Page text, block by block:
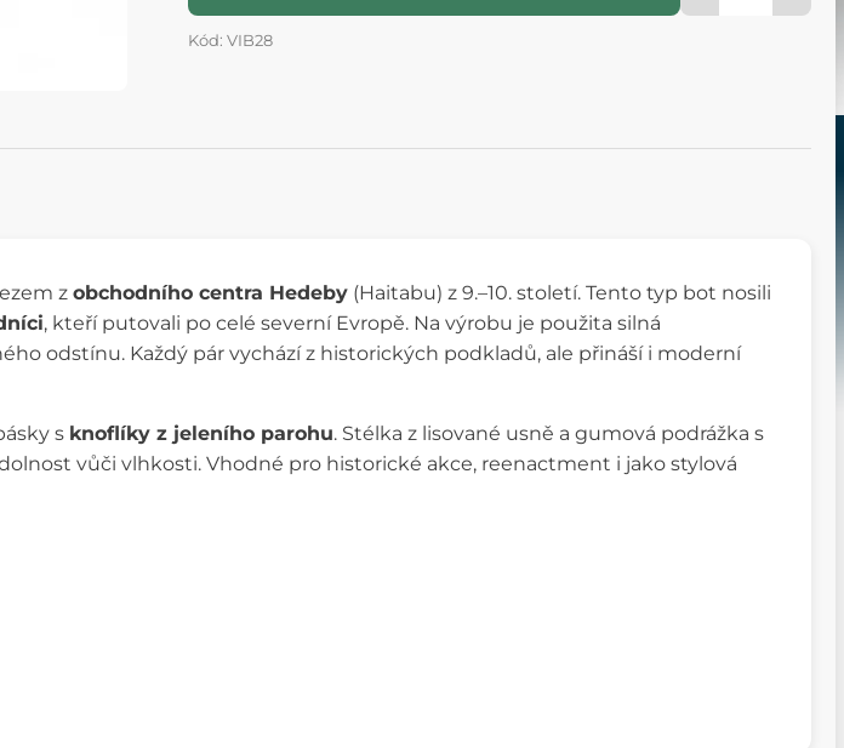
Kód: VIB28
z obchodního centra Hedeby (Haitabu) z 9.–10. století. Tento typ bot nosili
, kteří putovali po celé severní Evropě. Na výrobu je použita silná
odstínu. Každý pár vychází z historických podkladů, ale přináší i moderní
s knoflíky z jeleního parohu. Stélka z lisované usně a gumová podrážka s
vůči vlhkosti. Vhodné pro historické akce, reenactment i jako stylová